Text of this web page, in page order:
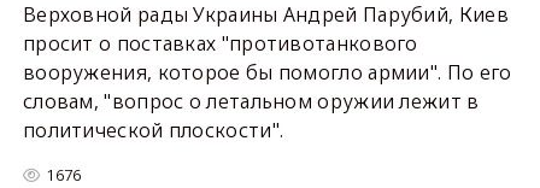
Верховной рады Украины Андрей Парубий, Киев
просит о поставках "противотанкового
вооружения, которое бы помогло армии". По его
словам, "вопрос о летальном оружии лежит в
политической плоскости".
1676